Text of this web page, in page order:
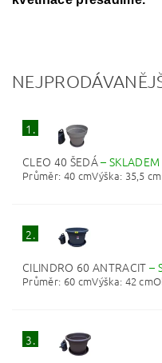
1.
CLEO 40 ŠEDÁ–
Průměr: 40 cmVýška: 35,5
2.
CILINDRO 60 ANTRACIT –
Průměr: 60 cmVýška: 42
3.